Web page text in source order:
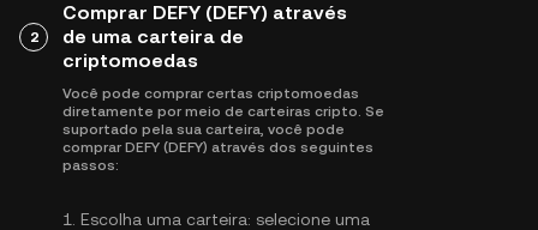
2
Comprar DEFY (DEFY) através
de uma carteira de
criptomoedas
Você pode comprar certas criptomoedas
diretamente por meio de carteiras cripto. Se
suportado pela sua carteira, você pode
comprar DEFY (DEFY) através dos seguintes
passos:
1. Escolha uma carteira: selecione uma